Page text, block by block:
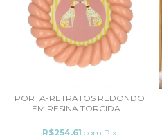
PORTA-RETRATOS REDONDO
EM RESINA TORCIDA...
R$254,61 com Pix